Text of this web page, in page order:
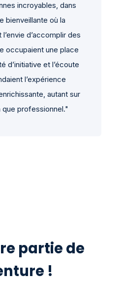
incroyables, dans
bienveillante où la
d’accomplir des
occupaient une place
d’initiative et l’écoute
l’expérience
autant sur
que professionnel."
partie de
!